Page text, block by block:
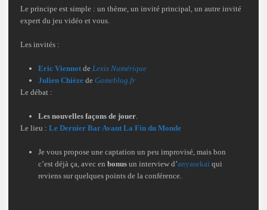
Le principe est simple : un thème, un invité principal, un autre invité
expert du jeu vidéo et vous.
Les invités :
Eric Viennot de Lexis Numérique
Julien Chièze de Gameblog.fr
Le débat :
Les nouvelles façons de jouer.
Le lieu : Le Dernier Bar Avant La Fin du Monde
Je vous propose une captation un peu improvisé, mais bon
c’est déjà ça, avec en bonus un interview d’anyasekai qui
reviens sur quelques points de la conférence.